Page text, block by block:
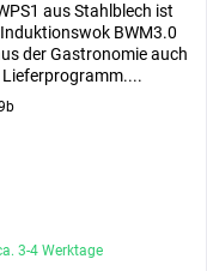
aus Stahlblech ist
BWM3.0
der Gastronomie auch
Lieferprogramm....
3-4 Werktage